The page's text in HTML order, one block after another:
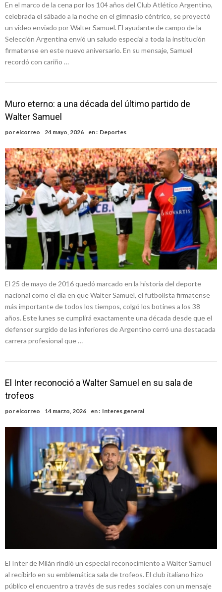
En el marco de la cena por los 104 años del Club Atlético Argentino,
celebrada el sábado a la noche en el gimnasio céntrico, se proyectó
un video enviado por Walter Samuel. El ayudante de campo de la
Selección Argentina envió un saludo especial a toda la institución
firmatense en este nuevo aniversario. En su mensaje, Samuel
recordó con cariño …
Muro eterno: a una década del último partido de
Walter Samuel
por elcorreo 24 mayo, 2026 en : Deportes
El 25 de mayo de 2016 quedó marcado en la historia del deporte
nacional como el día en que Walter Samuel, el futbolista firmatense
más importante de todos los tiempos, colgó los botines a los 38
años. Este lunes se cumplirá exactamente una década desde que el
defensor surgido de las inferiores de Argentino cerró una destacada
carrera profesional que …
El Inter reconoció a Walter Samuel en su sala de
trofeos
por elcorreo 14 marzo, 2026 en : Interes general
El Inter de Milán rindió un especial reconocimiento a Walter Samuel
al recibirlo en su emblemática sala de trofeos. El club italiano hizo
público el encuentro a través de sus redes sociales con un mensaje